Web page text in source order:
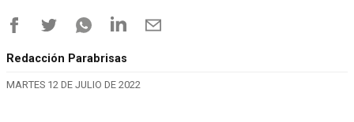
Redacción Parabrisas
MARTES 12 DE JULIO DE 2022